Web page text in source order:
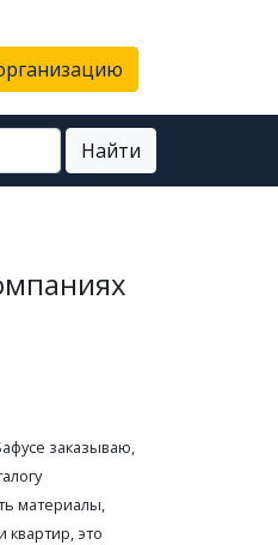
Найти
заказываю,
материалы,
это